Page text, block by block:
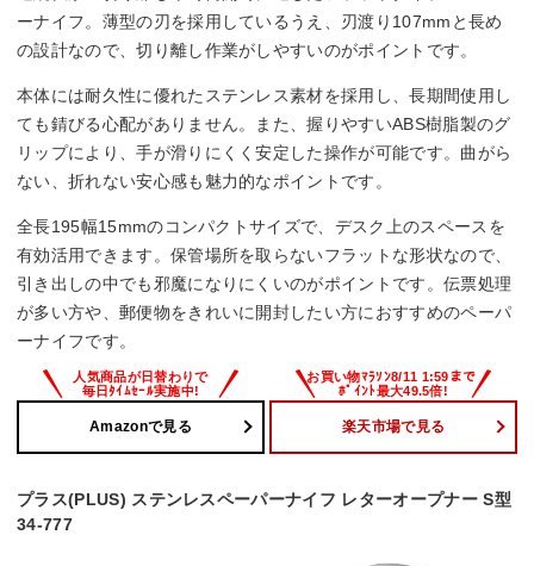
ーナイフ。薄型の刃を採用しているうえ、刃渡り107mmと長め
の設計なので、切り離し作業がしやすいのがポイントです。
本体には耐久性に優れたステンレス素材を採用し、長期間使用し
ても錆びる心配がありません。また、握りやすいABS樹脂製のグ
リップにより、手が滑りにくく安定した操作が可能です。曲がら
ない、折れない安心感も魅力的なポイントです。
全長195幅15mmのコンパクトサイズで、デスク上のスペースを
有効活用できます。保管場所を取らないフラットな形状なので、
引き出しの中でも邪魔になりにくいのがポイントです。伝票処理
が多い方や、郵便物をきれいに開封したい方におすすめのペーパ
ーナイフです。
Amazonで見る 楽天市場で見る
プラス(PLUS) ステンレスペーパーナイフ レターオープナー S型
34-777